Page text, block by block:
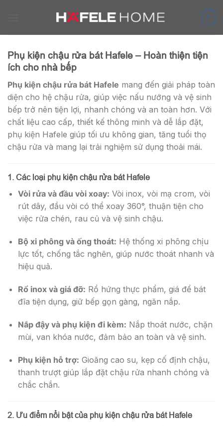
0
Phụ kiện chậu rửa bát Hafele – Hoàn thiện tiện
ích cho nhà bếp
Phụ kiện chậu rửa bát Hafele mang đến giải pháp toàn
diện cho hệ chậu rửa, giúp việc nấu nướng và vệ sinh
bếp trở nên tiện lợi, nhanh chóng và an toàn hơn. Với
chất liệu cao cấp, thiết kế thông minh và dễ lắp đặt,
phụ kiện Hafele giúp tối ưu không gian, tăng tuổi thọ
chậu rửa và mang lại trải nghiệm sử dụng thoải mái.
1. Các loại phụ kiện chậu rửa bát Hafele
Vòi rửa và đầu vòi xoay: Vòi inox, vòi mạ crom, vòi
rút dây, đầu vòi có thể xoay 360°, thuận tiện cho
việc rửa chén, rau củ và vệ sinh chậu.
Bộ xi phông và ống thoát: Hệ thống xi phông chịu
lực tốt, chống tắc nghẽn, giúp nước thoát nhanh và
hiệu quả.
Rổ inox và giá đỡ: Rổ hứng thực phẩm, giá để bát
đĩa tiện dụng, giữ bếp gọn gàng, ngăn nắp.
Nắp đậy và phụ kiện đi kèm: Nắp thoát nước, chặn
mùi, van khóa nước, đảm bảo an toàn và vệ sinh.
Phụ kiện hỗ trợ: Gioăng cao su, kẹp cố định chậu,
thanh trượt giúp lắp đặt chậu rửa nhanh chóng và
chắc chắn.
2. Ưu điểm nổi bật của phụ kiện chậu rửa bát Hafele